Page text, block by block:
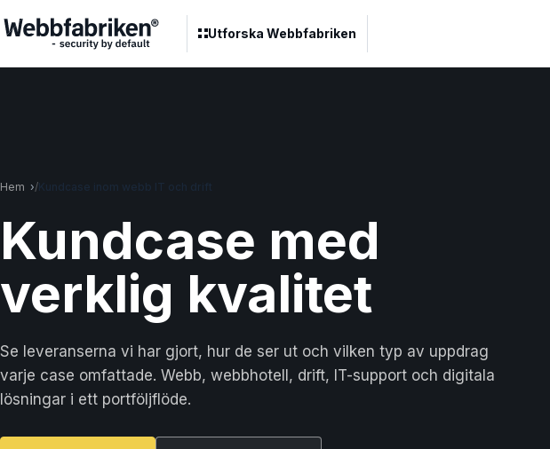
Utforska Webbfabriken
Hem Kundcase inom webb IT och drift
Kundcase med
verklig kvalitet
Se leveranserna vi har gjort, hur de ser ut och vilken typ av uppdrag
varje case omfattade. Webb, webbhotell, drift, IT-support och digitala
lösningar i ett portföljflöde.